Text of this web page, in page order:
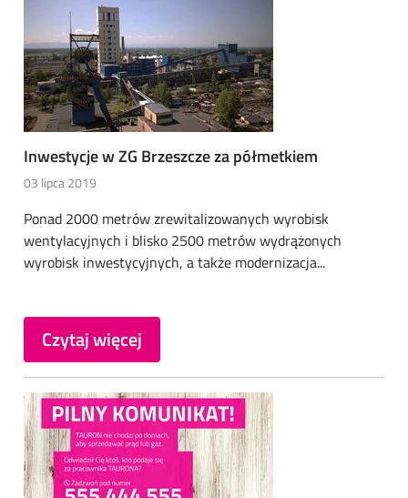
Inwestycje w ZG Brzeszcze za półmetkiem
03 lipca 2019
Ponad 2000 metrów zrewitalizowanych wyrobisk
wentylacyjnych i blisko 2500 metrów wydrążonych
wyrobisk inwestycyjnych, a także modernizacja...
Czytaj więcej